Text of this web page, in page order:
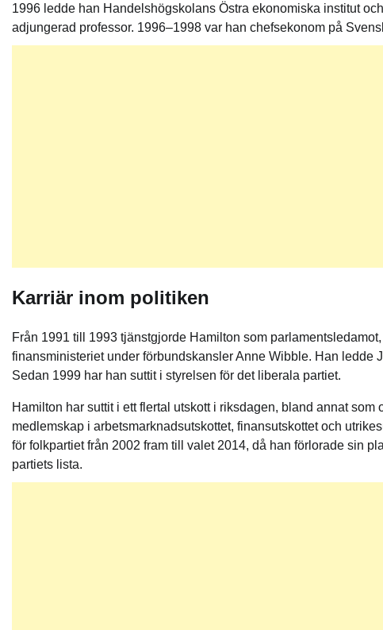
1996 ledde han Handelshögskolans Östra ekonomiska institut
adjungerad professor. 1996–1998 var han chefsekonom på
Karriär inom politiken
Från 1991 till 1993 tjänstgjorde Hamilton som
finansministeriet under förbundskansler Anne Wibble. Han ledde
Sedan 1999 har han suttit i styrelsen för det liberala partiet.
Hamilton har suttit i ett flertal utskott i riksdagen, bland annat
medlemskap i arbetsmarknadsutskottet, finansutskottet och
för folkpartiet från 2002 fram till valet 2014, då han förlorade sin
partiets lista.